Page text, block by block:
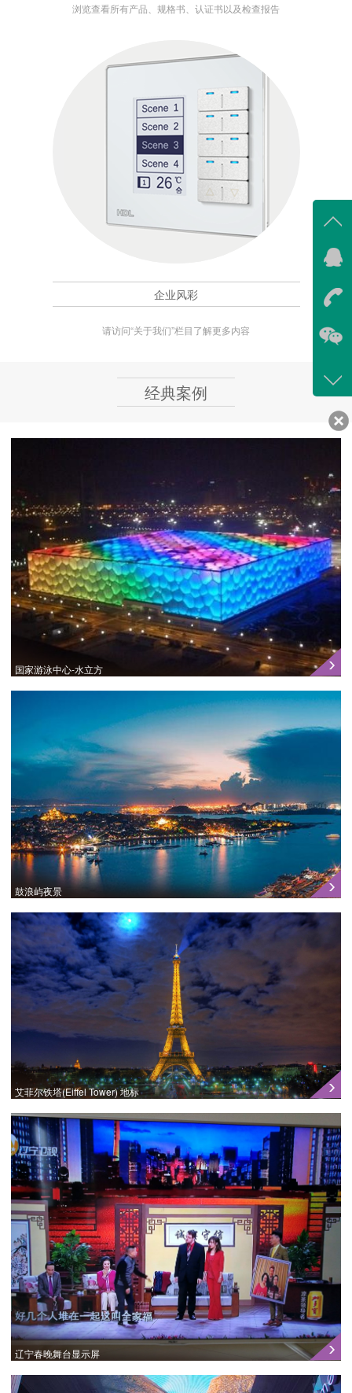
浏览查看所有产品、规格书、认证书以及检查报告
企业风彩
请访问“关于我们”栏目了解更多内容
经典案例
国家游泳中心-水立方
鼓浪屿夜景
艾菲尔铁塔(Eiffel Tower) 地标
辽宁春晚舞台显示屏
在线
我
咨询
客